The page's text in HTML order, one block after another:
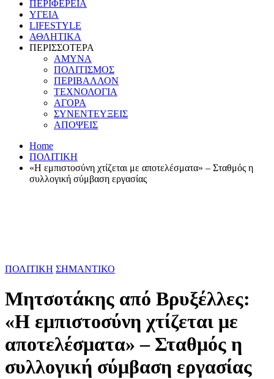
ΠΕΡΙΦΕΡΕΙΑ
ΥΓΕΙΑ
LIFESTYLE
ΑΘΛΗΤΙΚΑ
ΠΕΡΙΣΣΟΤΕΡΑ
ΑΜΥΝΑ
ΠΟΛΙΤΙΣΜΟΣ
ΠΕΡΙΒΑΛΛΟΝ
ΤΕΧΝΟΛΟΓΙΑ
ΑΓΟΡΑ
ΣΥΝΕΝΤΕΥΞΕΙΣ
ΑΠΟΨΕΙΣ
Home
ΠΟΛΙΤΙΚΗ
«Η εμπιστοσύνη χτίζεται με αποτελέσματα» – Σταθμός η
συλλογική σύμβαση εργασίας
ΠΟΛΙΤΙΚΗ ΣΗΜΑΝΤΙΚΟ
Μητσοτάκης από Βρυξέλλες:
«Η εμπιστοσύνη χτίζεται με
αποτελέσματα» – Σταθμός η
συλλογική σύμβαση εργασίας